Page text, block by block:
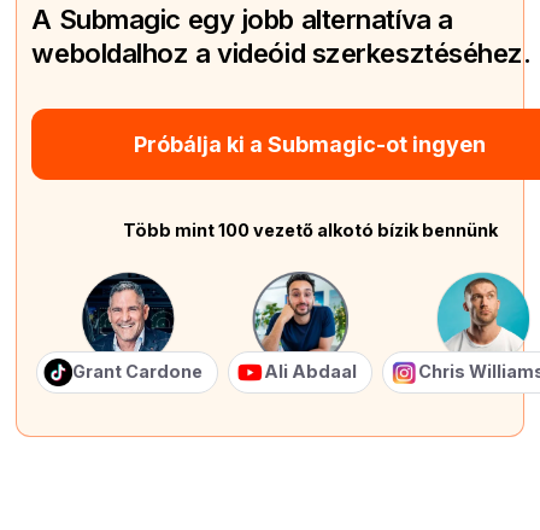
A Submagic egy jobb alternatíva a
weboldalhoz a videóid szerkesztéséhez.
Próbálja ki a Submagic-ot ingyen
Több mint 100 vezető alkotó bízik bennünk
Grant Cardone Ali Abdaal Chris